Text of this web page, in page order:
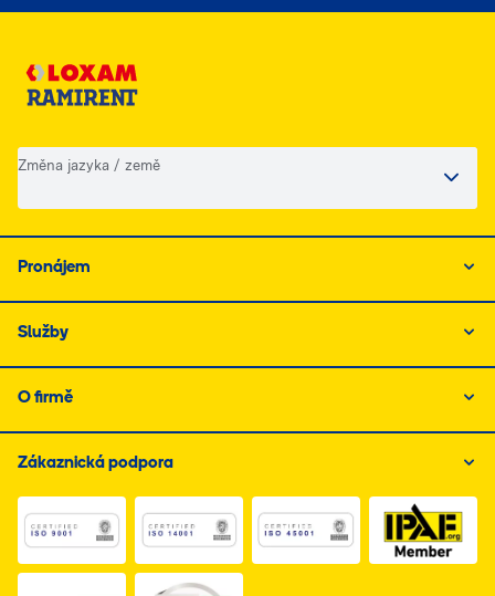
Změna jazyka / země
Pronájem
Služby
O firmě
Zákaznická podpora
Link do dokumentu PDF z certyfikatem ISO 1, otwiera
Link do dokumentu PDF z certyfikatem
Link do dokumentu